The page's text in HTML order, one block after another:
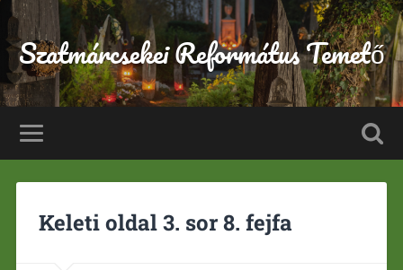
Szatmárcsekei Református Temető
Keleti oldal 3. sor 8. fejfa